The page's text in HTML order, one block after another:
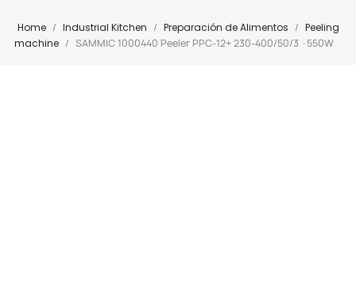
Home Industrial Kitchen Preparación de Alimentos
Peeling
machine
SAMMIC 1000440 Peeler PPC-12+ 230-400/50/3 ·550W